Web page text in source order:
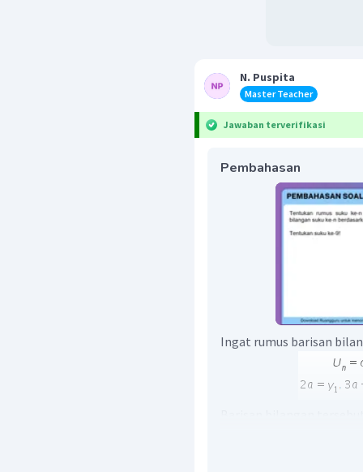
N. Puspita
Master Teacher
Jawaban terverifikasi
Pembahasan
Ingat rumus barisan